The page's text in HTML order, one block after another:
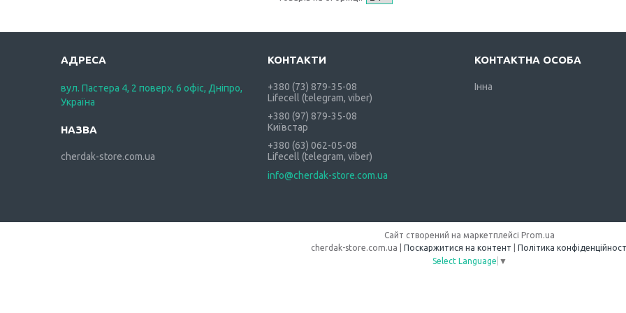
вул. Пастера 4, 2 поверх, 6 офіс, Дніпро,
Україна
cherdak-store.com.ua
+380 (73) 879-35-08
Lifecell (telegram, viber)
+380 (97) 879-35-08
Київстар
+380 (63) 062-05-08
Lifecell (telegram, viber)
info@cherdak-store.com.ua
Інна
Сайт створений на маркетплейсі Prom.ua
Поскаржитися на контент
Політика
Select Language ▼